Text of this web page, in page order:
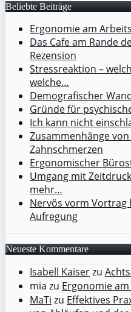
Beliebte Beiträge
Ergonomie am
Das Cafe am Rande
Rezension
Stressreaktion –
welche…
Demografischer
Gründe für
Ich kann nicht
Zusammenhänge
Zahnschmerzen
Ergonomischer
Umgang mit
mehr…
Nervös vorm Vortrag
Aufregung
Neueste Kommentare
Isabell Kaiserzu
mia zu Ergonomie
MaTi zu Effektives